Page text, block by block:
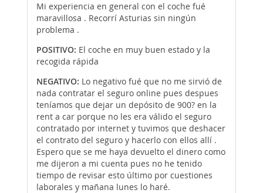
Mi experiencia en general con el coche fué
maravillosa . Recorrí Asturias sin ningún
problema .
POSITIVO: El coche en muy buen estado y la
recogida rápida
NEGATIVO: Lo negativo fué que no me sirvió de
nada contratar el seguro online pues despues
teníamos que dejar un depósito de 900? en la
rent a car porque no les era válido el seguro
contratado por internet y tuvimos que deshacer
el contrato del seguro y hacerlo con ellos allí .
Espero que se me haya devuelto el dinero como
me dijeron a mi cuenta pues no he tenido
tiempo de revisar esto último por cuestiones
laborales y mañana lunes lo haré.